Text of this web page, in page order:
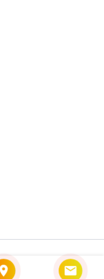
[MarTechMall]